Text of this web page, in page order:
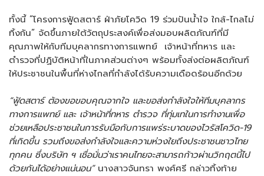
ทั้งนี้ “โครงการฟู้ดสตาร์ ฝ่าภัยโควิด 19 ร่วมปันน้ำใจ ใกล้-ไกลไม่
ทิ้งกัน” จัดขึ้นภายใต้วัตถุประสงค์เพื่อส่งมอบผลิตภัณฑ์ที่มี
คุณภาพให้กับทีมบุคลากรทางการแพทย์ เจ้าหน้าที่ทหาร และ
ตำรวจที่ปฏิบัติหน้าที่ในภาคส่วนต่างๆ พร้อมทั้งส่งต่อผลิตภัณฑ์
ให้ประชาชนในพื้นที่ห่างไกลที่กำลังได้รับความเดือดร้อนอีกด้วย
“ฟู้ดสตาร์ ต้องขอขอบคุณจากใจ และขอส่งกำลังใจให้ทีมบุคลากร
ทางการแพทย์ และ เจ้าหน้าที่ทหาร ตำรวจ ที่ทุ่มเทในการทำงานเพื่อ
ช่วยเหลือประชาชนในการรับมือกับการแพร่ระบาดของไวรัสโควิด-19
ที่เกิดขึ้น รวมถึงขอส่งกำลังใจและความห่วงใยถึงประชาชนชาวไทย
ทุกคน ซึ่งบริษัท ฯ เชื่อมั่นว่าเราคนไทยจะสามารถก้าวผ่านวิกฤตนี้ไป
ด้วยกันได้อย่างแน่นอน”นางสาวจันทรา พงศ์ศรี กล่าวทิ้งท้าย